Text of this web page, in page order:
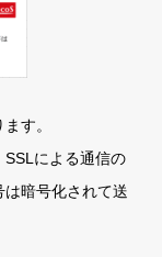
す。
による通信の
暗号化されて送